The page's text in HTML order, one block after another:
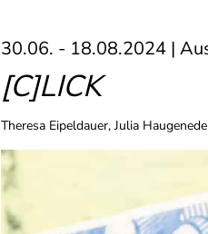
30.06. - 18.08.2024 |
[C]LICK
Theresa Eipeldauer, Julia